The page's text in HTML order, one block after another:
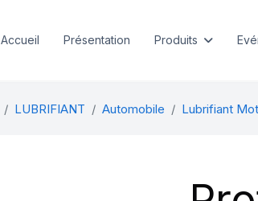
Accueil Présentation Produits
LUBRIFIANT Automobile Lubrifiant